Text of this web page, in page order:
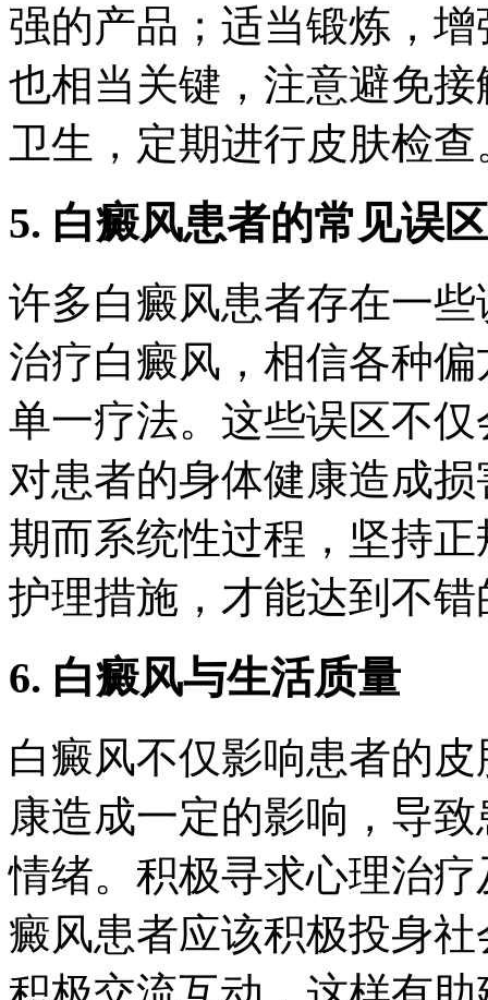
强的产品；适当锻炼，
也相当关键，注意避免
卫生，定期进行皮肤检查
5. 白癜风患者的常见误区
许多白癜风患者存在一
治疗白癜风，相信各种
单一疗法。这些误区不
对患者的身体健康造成
期而系统性过程，坚持
护理措施，才能达到不
6. 白癜风与生活质量
白癜风不仅影响患者的
康造成一定的影响，导
情绪。积极寻求心理治
癜风患者应该积极投身